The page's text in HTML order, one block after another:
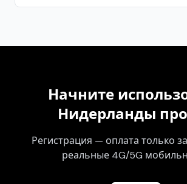
Начните
Нидерланды
Регистрация — оплата только
реальные 4G/5G